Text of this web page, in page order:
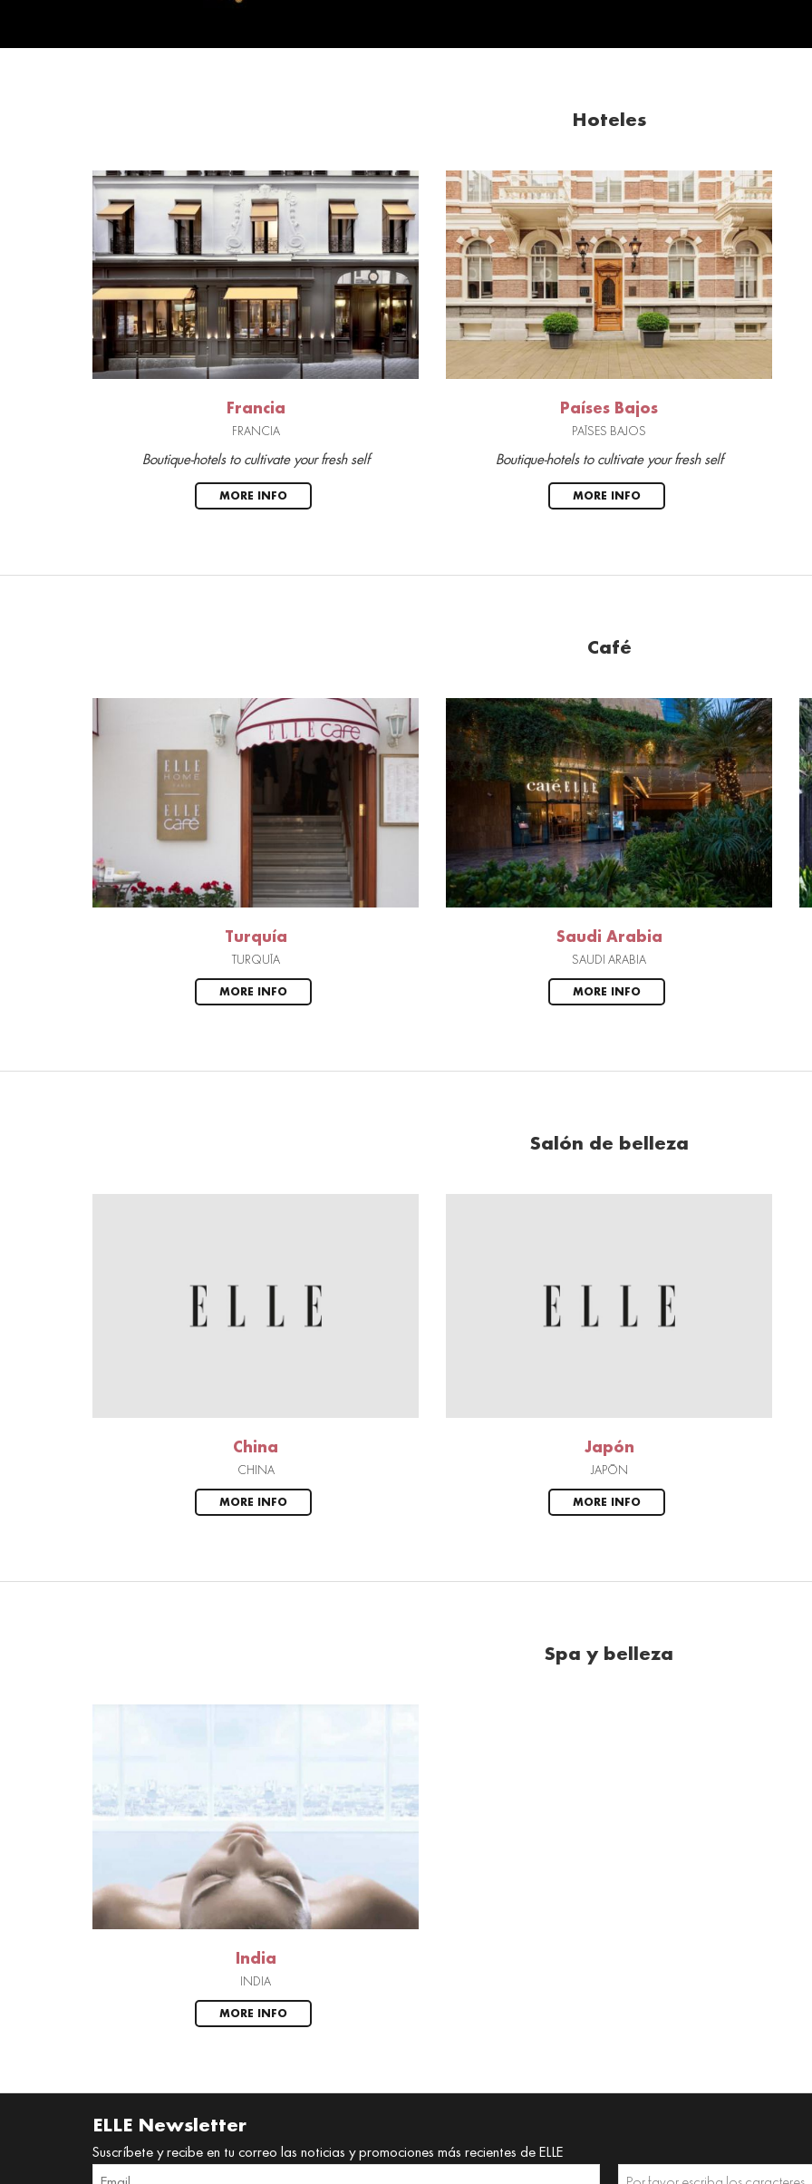
Hoteles
Francia
FRANCIA
Boutique-hotels to cultivate your fresh self
MORE INFO
Países Bajos
PAÍSES BAJOS
Boutique-hotels to cultivate your fresh self
MORE INFO
Café
Turquía
TURQUÍA
MORE INFO
Saudi Arabia
SAUDI ARABIA
MORE INFO
Salón de belleza
China
CHINA
MORE INFO
Japón
JAPÓN
MORE INFO
Spa y belleza
India
INDIA
MORE INFO
ELLE Newsletter
Suscríbete y recibe en tu correo las noticias y promociones más recientes de ELLE